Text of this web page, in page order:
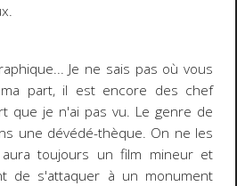
Je ne sais pas où vous
part, il est encore des chef
que je n'ai pas vu. Le genre de
une dévédé-thèque. On ne les
toujours un film mineur et
de s'attaquer à un monument